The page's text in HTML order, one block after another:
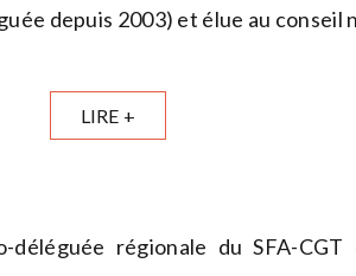
depuis 2003) et élue au conseil
LIRE +
déléguée régionale du SFA-